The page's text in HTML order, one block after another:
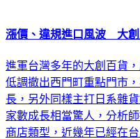
漲價、違規進口風波 大創
進軍台灣多年的大創百貨
低調撤出西門町重點門市
長，另外同樣主打日系雜
家數成長相當驚人，分析
商店類型，近幾年已經在